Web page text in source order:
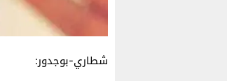
شطاري-بوجدور: